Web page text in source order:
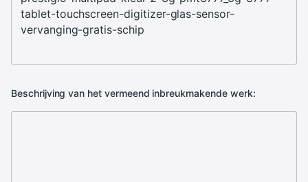
Beschrijving van het vermeend inbreukmakende werk: